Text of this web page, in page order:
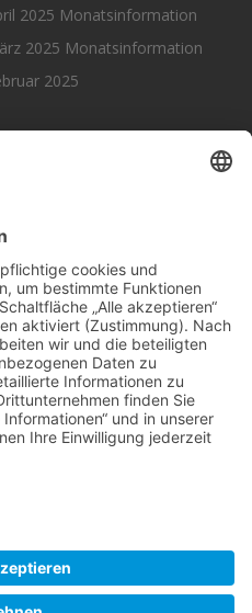
2025 Monatsinformation
2025 Monatsinformation
2025
Datenschutz
Cookie-Einstellungen